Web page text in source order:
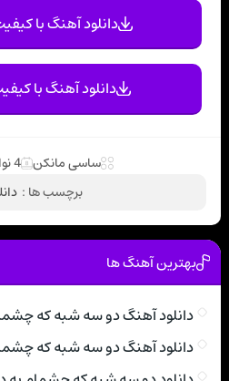
دانلود آهنگ با کیفیت
دانلود آهنگ با
ساسی مانکن 4 نوامبر 2022
برچسب ها :
بهترین آهنگ ها
دانلود آهنگ دو سه شبه که
دانلود آهنگ دو سه شبه که